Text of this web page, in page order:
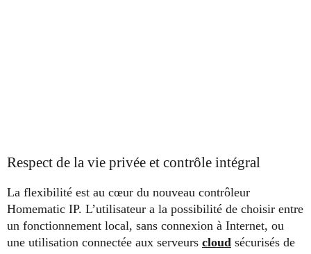
Respect de la vie privée et contrôle intégral
La flexibilité est au cœur du nouveau contrôleur
Homematic IP. L’utilisateur a la possibilité de choisir entre
un fonctionnement local, sans connexion à Internet, ou
une utilisation connectée aux serveurs cloud sécurisés de